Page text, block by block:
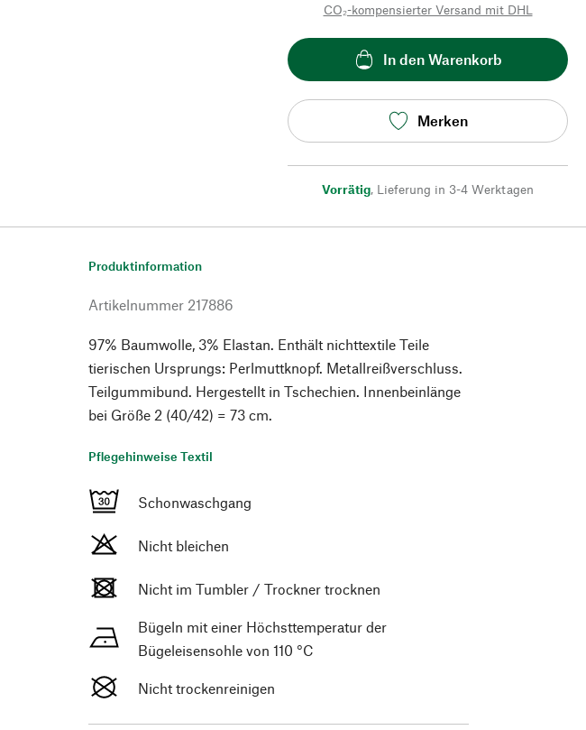
CO₂-kompensierter Versand mit DHL
In den Warenkorb
Merken
Vorrätig, Lieferung in 3-4 Werktagen
Produktinformation
Artikelnummer 217886
97% Baumwolle, 3% Elastan. Enthält nichttextile Teile
tierischen Ursprungs: Perlmuttknopf. Metallreißverschluss.
Teilgummibund. Hergestellt in Tschechien. Innenbeinlänge
bei Größe 2 (40/42) = 73 cm.
Pflegehinweise Textil
Schonwaschgang
Nicht bleichen
Nicht im Tumbler / Trockner trocknen
Bügeln mit einer Höchsttemperatur der
Bügeleisensohle von 110 °C
Nicht trockenreinigen